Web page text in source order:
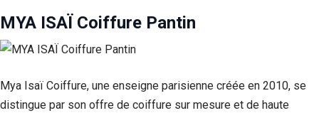
MYA ISAÏ Coiffure Pantin
Mya Isaï Coiffure, une enseigne parisienne créée en 2010, se
distingue par son offre de coiffure sur mesure et de haute